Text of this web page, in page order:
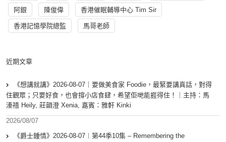
阿銀 陳俊偉 香港催眠輔導中心 Tim Sir
香港記憶學院總監 馬哥老師
近期文章
《想講就講》2026-08-07｜要做美食家 Foodie，最緊要講真話，對得
住觀眾；只要好食，也會撐小店食肆，希望佢哋能捱得住！｜主持：馬
溱禧 Heily, 莊韻澄 Xenia, 嘉賓：雅軒 Kinki
2026/08/07
《爵士鍾情》2026-08-07︱第44季10集 – Remembering the